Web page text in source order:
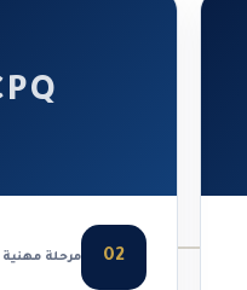
02 مرحلة مهنية